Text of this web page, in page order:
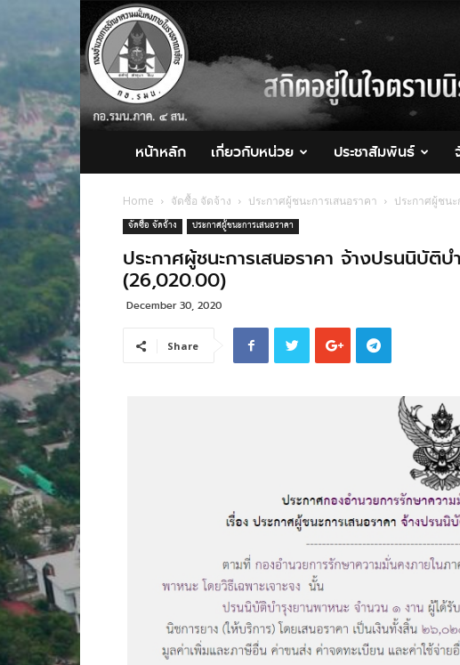
กอ.รมน.ภาค
4
สน.
หน้าหลัก เกี่ยวกับหน่วย ประชาสัมพันธ์
Home จัดซื้อ จัดจ้าง ประกาศผู้ชนะการเสนอราคา ประกาศผู้ชนะ
จัดซื้อ จัดจ้าง ประกาศผู้ชนะการเสนอราคา
ประกาศผู้ชนะการเสนอราคา จ้างปรนนิบัติบ
(26,020.00)
December 30, 2020
Share